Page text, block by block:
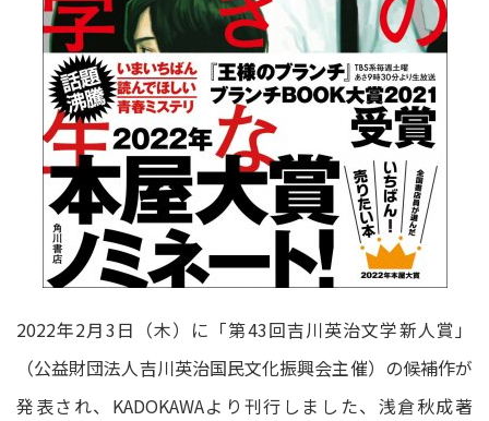
2022年2月3日（木）に「第43回吉川英治文学新人賞」
（公益財団法人吉川英治国民文化振興会主催）の候補作が
発表され、KADOKAWAより刊行しました、浅倉秋成著